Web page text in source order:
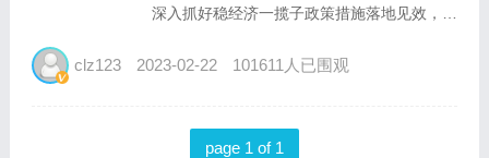
深入抓好稳经济一揽子政策措施落地见效，推
确定加强重点商品保供稳价措施，保障群众生
clz123 2023-02-22 101611人已围观
page 1 of 1